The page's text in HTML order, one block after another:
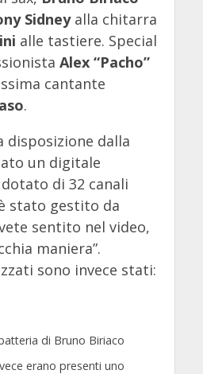
Sidneyalla chitarra
alle tastiere. Special
Alex “Pacho”
cantante
.
disposizione dalla
un digitale
di 32 canali
stato gestito da
sentito nel video,
maniera”.
sono invece stati:
di Bruno Biriaco
erano presenti uno